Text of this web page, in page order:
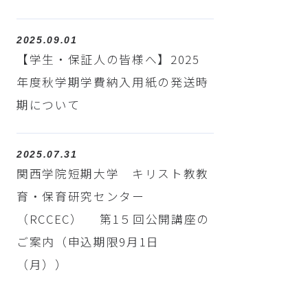
2025.09.01
【学生・保証人の皆様へ】2025
年度秋学期学費納入用紙の発送時
期について
2025.07.31
関西学院短期大学 キリスト教教
育・保育研究センター
（RCCEC） 第1５回公開講座の
ご案内（申込期限9月1日
（月））